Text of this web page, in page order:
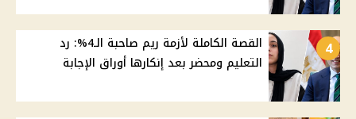
4
القصة الكاملة لأزمة ريم صاحبة الـ4%: رد
التعليم ومحضر بعد إنكارها أوراق الإجابة